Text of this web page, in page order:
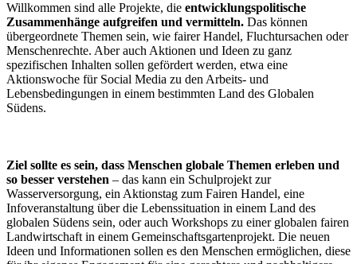
Willkommen sind alle Projekte, die entwicklungspolitische
Zusammenhänge aufgreifen und vermitteln. Das können
übergeordnete Themen sein, wie fairer Handel, Fluchtursachen oder
Menschenrechte. Aber auch Aktionen und Ideen zu ganz
spezifischen Inhalten sollen gefördert werden, etwa eine
Aktionswoche für Social Media zu den Arbeits- und
Lebensbedingungen in einem bestimmten Land des Globalen
Südens.
Ziel sollte es sein, dass Menschen globale Themen erleben und
so besser verstehen – das kann ein Schulprojekt zur
Wasserversorgung, ein Aktionstag zum Fairen Handel, eine
Infoveranstaltung über die Lebenssituation in einem Land des
globalen Südens sein, oder auch Workshops zu einer globalen fairen
Landwirtschaft in einem Gemeinschaftsgartenprojekt. Die neuen
Ideen und Informationen sollen es den Menschen ermöglichen, diese